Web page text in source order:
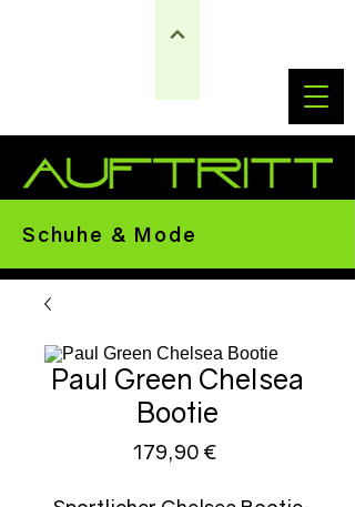
Schuhe & Mode
Paul Green Chelsea
Bootie
179,90 €Preis